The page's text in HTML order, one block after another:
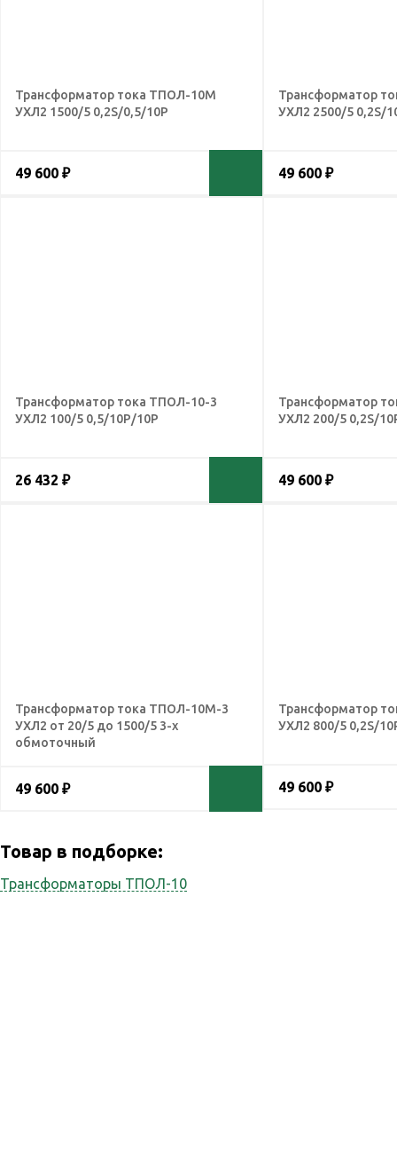
Трансформатор тока ТПОЛ-10М
УХЛ2 1500/5 0,2S/0,5/10Р
49 600 ₽
Трансформатор
УХЛ2 2500/5 0,2S/
49 600 ₽
Трансформатор тока ТПОЛ-10-3
УХЛ2 100/5 0,5/10Р/10Р
26 432 ₽
Трансформатор
УХЛ2 200/5 0,2S/
49 600 ₽
Трансформатор тока ТПОЛ-10М-3
УХЛ2 от 20/5 до 1500/5 3-х
обмоточный
49 600 ₽
Трансформатор
УХЛ2 800/5 0,2S/
49 600 ₽
Товар в подборке:
Трансформаторы ТПОЛ-10